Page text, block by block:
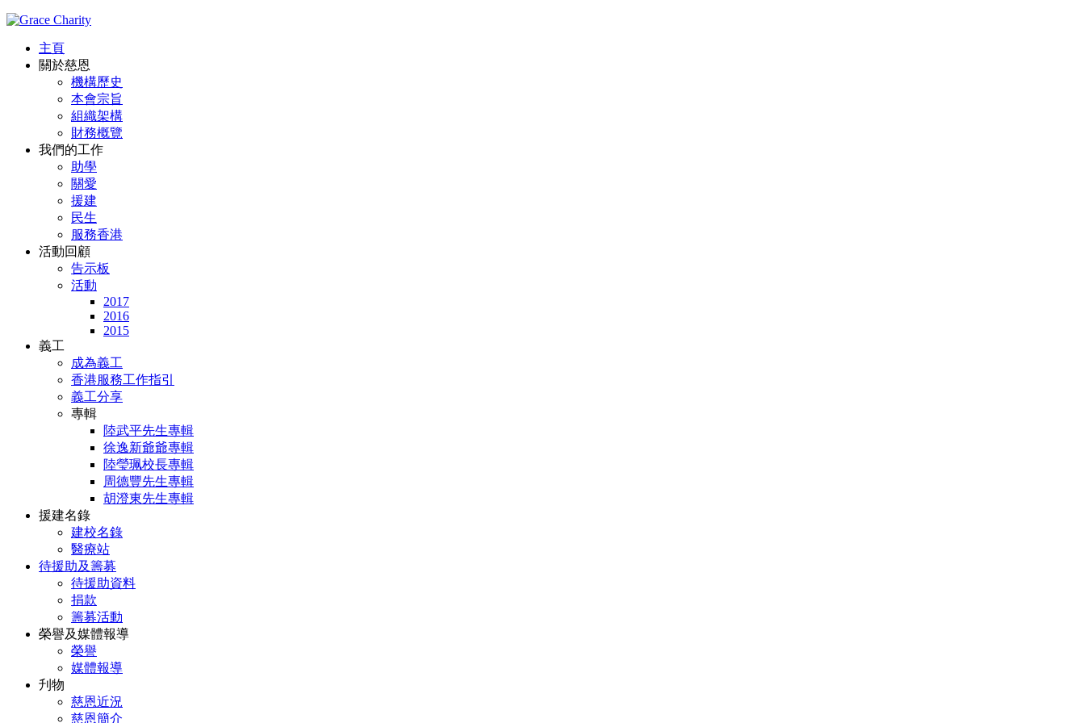
主頁
關於慈恩
機構歷史
本會宗旨
組織架構
財務概覽
我們的工作
助學
關愛
援建
民生
服務香港
活動回顧
告示板
活動
2017
2016
2015
義工
成為義工
香港服務工作指引
義工分享
專輯
陸武平先生專輯
徐逸新爺爺專輯
陸瑩珮校長專輯
周德豐先生專輯
胡澄東先生專輯
援建名錄
建校名錄
醫療站
待援助及籌募
待援助資料
捐款
籌募活動
榮譽及媒體報導
榮譽
媒體報導
刋物
慈恩近況
慈恩簡介